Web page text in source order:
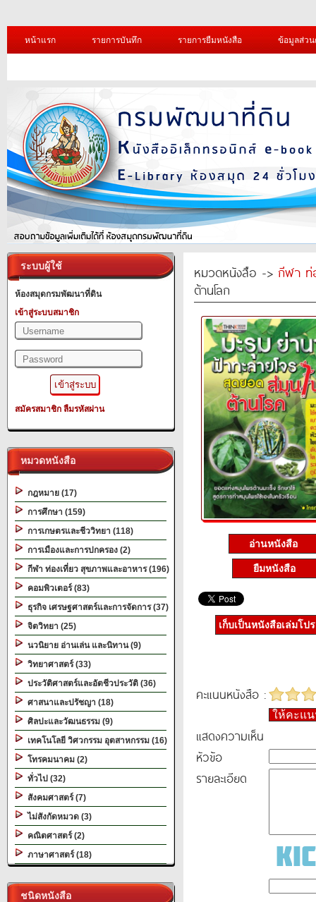
หน้าแรก รายการบันทึก รายการยืมหนังสือ ข้อมูลส่ว
ระบบผู้ใช้
ห้องสมุดกรมพัฒนาที่ดิน
เข้าสู่ระบบสมาชิก
สมัครสมาชิก ลืมรหัสผ่าน
หมวดหนังสือ
กฎหมาย (17)
การศึกษา (159)
การเกษตรและชีววิทยา (118)
การเมืองและการปกครอง (2)
กีฬา ท่องเที่ยว สุขภาพและอาหาร (196)
คอมพิวเตอร์ (83)
ธุรกิจ เศรษฐศาสตร์และการจัดการ (37)
จิตวิทยา (25)
นวนิยาย อ่านเล่น และนิทาน (9)
วิทยาศาสตร์ (33)
ประวัติศาสตร์และอัตชีวประวัติ (36)
ศาสนาและปรัชญา (18)
ศิลปะและวัฒนธรรม (9)
เทคโนโลยี วิศวกรรม อุตสาหกรรม (16)
โทรคมนาคม (2)
ทั่วไป (32)
สังคมศาสตร์ (7)
ไม่สังกัดหมวด (3)
คณิตศาสตร์ (2)
ภาษาศาสตร์ (18)
ชนิดหนังสือ
หมวดหนังสือ -> กีฬา ท่
ต้านโลก
อ่านหนังสือ
ยืมหนังสือ
เก็บเป็นหนังสือเล่มโป
คะแนนหนังสือ :
ให้คะแ
แสดงความเห็น
หัวข้อ
รายละเอียด